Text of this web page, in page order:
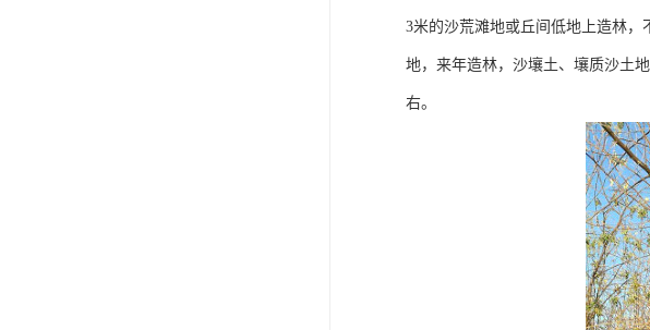
3米的沙荒滩地或丘间低地上造林
地，来年造林，沙壤土、壤质沙土
右。